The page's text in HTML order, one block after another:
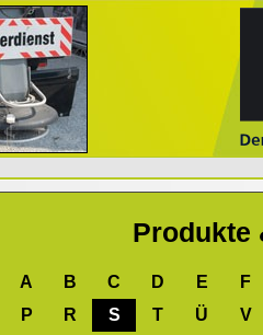
Produkte
A B C D E
F
P
R S T Ü V